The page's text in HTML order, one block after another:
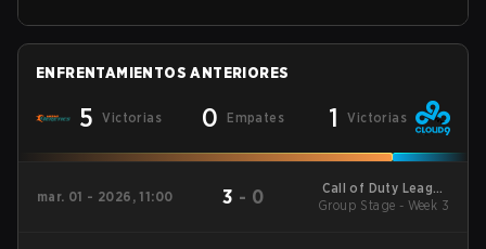
ENFRENTAMIENTOS ANTERIORES
5 Victorias 0 Empates 1 Victorias
mar. 01 - 2026, 11:00 3 - 0
Call of Duty League
2026 Regular Season
Group Stage - Week 3